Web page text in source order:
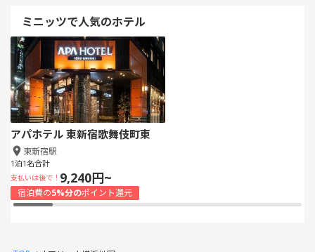
ミニッツで人気のホテル
アパホテル 東新宿歌舞伎町東
東新宿駅
1泊1名合計
支払いは後で！ 9,240円~
宿泊費の5%分のポイント還元